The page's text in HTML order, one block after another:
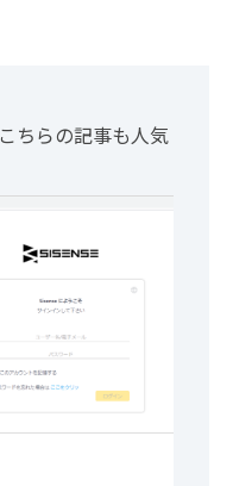
こちらの記事も人気